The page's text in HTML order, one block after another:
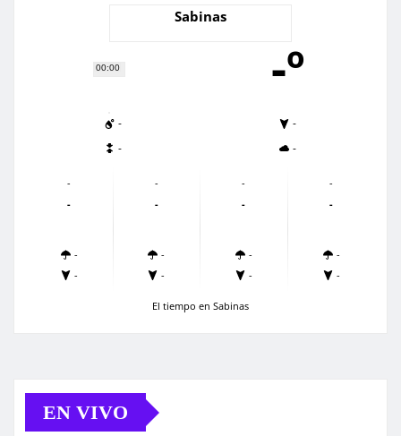
00:00
Sabinas
-º
-
-
-
-
-
-
-
-
-
-
-
-
-
-
-
-
-
-
-
-
El tiempo en Sabinas
EN VIVO